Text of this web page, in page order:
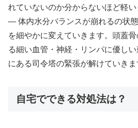
れていないのか分からないほど軽
― 体内水分バランスが崩れるの状
を細やかに変えていきます。頭蓋
る細い血管・神経・リンパに優し
にある司令塔の緊張が解けていきま
自宅でできる対処法は？